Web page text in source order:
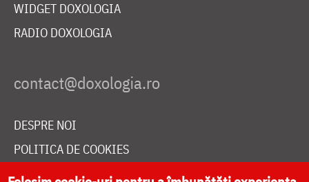
WIDGET DOXOLOGIA
RADIO DOXOLOGIA
DESPRE NOI
POLITICA DE COOKIES
DONEAZĂ ONLINE PENTRU CATEDRALA NAȚIONALĂ